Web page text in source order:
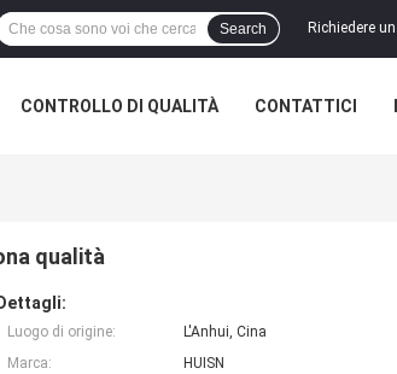
Richiedere
Search
CONTROLLO DI QUALITÀ CONTATTICI
qualità
Dettagli:
Luogo di origine:
L'Anhui, Cina
Marca:
HUISN